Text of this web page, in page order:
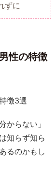
ずに
性の特徴
からない」
知らず知ら
るのかもし